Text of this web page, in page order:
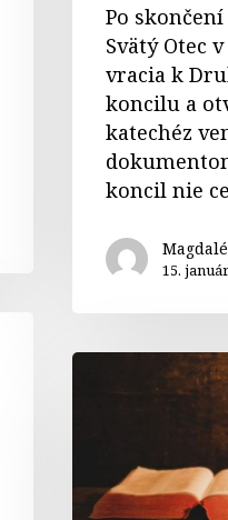
Po
Svätý Otec
vracia k
koncilu a
katechéz
koncil nie
15.
Modlitba
písma